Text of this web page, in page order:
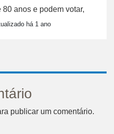
anos e podem votar,
há 1 ano
publicar um comentário.